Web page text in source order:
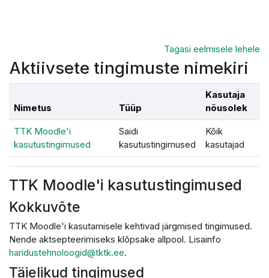
Tagasi eelmisele lehele
Aktiivsete tingimuste nimekiri
Nimetus Tüüp
Kasutaja
nõusolek
TTK Moodle'i
kasutustingimused
Saidi
kasutustingimused
Kõik
kasutajad
TTK Moodle'i kasutustingimused
Kokkuvõte
TTK Moodle'i kasutamisele kehtivad järgmised tingimused.
Nende aktsepteerimiseks klõpsake allpool. Lisainfo
haridustehnoloogid@tktk.ee.
Täielikud tingimused